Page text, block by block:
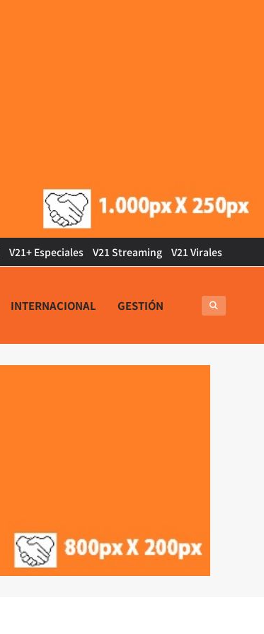
V21+ Especiales V21 Streaming V21 Virales
INTERNACIONAL GESTIÓN